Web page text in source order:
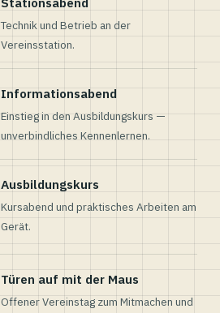
Technik und Betrieb an der
Vereinsstation.
Informationsabend
Einstieg in den Ausbildungskurs —
unverbindliches Kennenlernen.
Ausbildungskurs
Kursabend und praktisches Arbeiten am
Gerät.
Türen auf mit der Maus
Offener Vereinstag zum Mitmachen und